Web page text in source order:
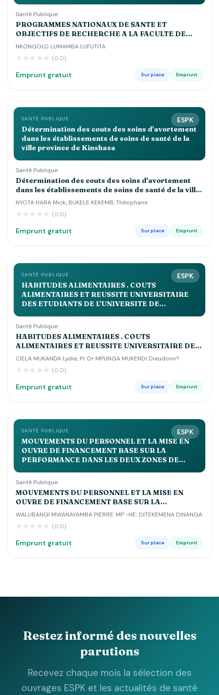
Santé Publique
PROGRAMMES NATIONAUX DE SANTE ET
OBJECTIFS DE RECHERCHE A LA FACULTE DE
MEDECINE A LUNIVERSITE DE KINSHASA
NKONGOLO LUMAMBA LUFUTITA
(0.0)
Emprunt gratuit Sur place Emprunt
ESPK
SANTÉ PUBLIQUE
Détermination des couts des soins d'avortement
dans les établissements de soins de santé de la
ville province de Kinshasa
Santé Publique
Détermination des couts des soins d'avortement
dans les établissements de soins de santé de la ville
province de Kinshasa
NYOTA HARA Mick; BUKELE KEKEMB, Théophane
(0.0)
Emprunt gratuit Sur place Emprunt
ESPK
SANTÉ PUBLIQUE
HABITUDES ALIMENTAIRES . COUTS
ALIMENTAIRES ET REUSSITE UNIVERSITAIRE
DES ETUDIANTS DE L'UNIVERSITE DE
Santé Publique
HABITUDES ALIMENTAIRES . COUTS
ALIMENTAIRES ET REUSSITE UNIVERSITAIRE DES
ETUDIANTS DE L'UNIVERSITE DE KINSHASA
CIELA MUKANDA Lydie; Pr Dr MPUNGA MUKENDI Dieudonn?
(0.0)
Emprunt gratuit Sur place Emprunt
ESPK
SANTÉ PUBLIQUE
MOUVEMENTS DU PERSONNEL ET LA MISE EN
OUVRE DE FINANCEMENT BASE SUR LA
PERFORMANCE DANS LES DEUX ZONES DE
MANIEMA MA
Santé Publique
MOUVEMENTS DU PERSONNEL ET LA MISE EN
OUVRE DE FINANCEMENT BASE SUR LA
PERFORMANCE DANS LES DEUX ZONES DE SANTE
WALUBANGI MWANAYAMBA PIERRE .MP -HE; DITEKEMENA DINANGA
(0.0)
Emprunt gratuit Sur place Emprunt
Restez informé des nouvelles
parutions
Recevez chaque mois la sélection des
ouvrages ESPK et les actualités de santé